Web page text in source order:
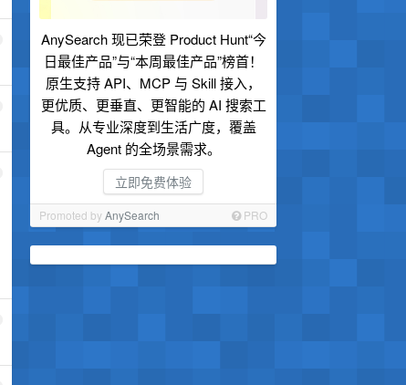
AnySearch 现已荣登 Product Hunt“今
日最佳产品”与“本周最佳产品”榜首！
原生支持 API、MCP 与 Skill 接入，
更优质、更垂直、更智能的 AI 搜索工
具。从专业深度到生活广度，覆盖
Agent 的全场景需求。
立即免费体验
Promoted byAnySearch PRO